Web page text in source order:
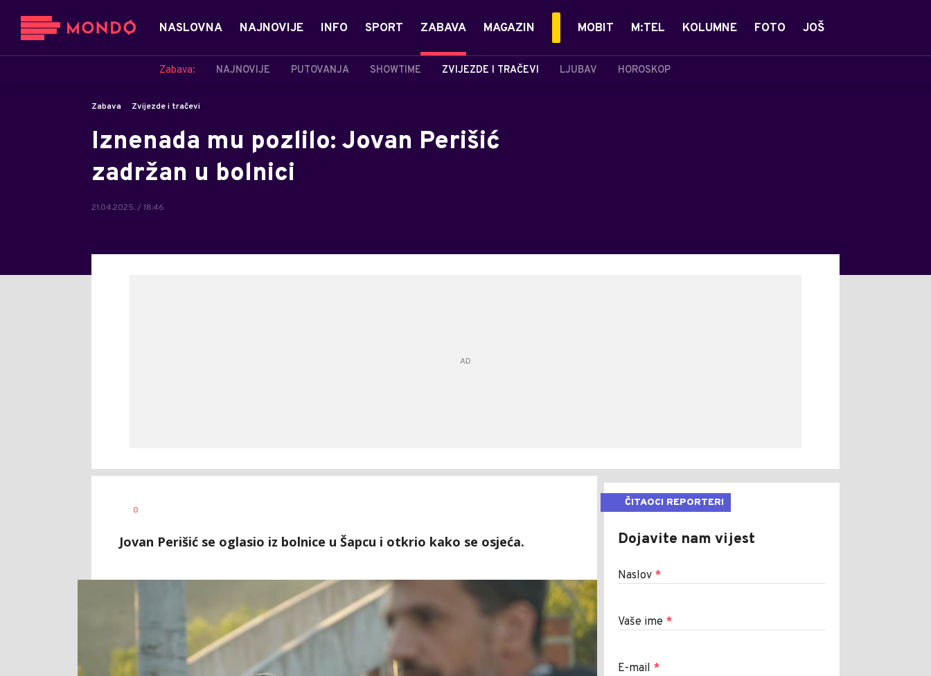
NASLOVNA NAJNOVIJE INFO SPORT ZABAVA
Zabava: NAJNOVIJE PUTOVANJA SHOWTIME ZVIJEZDE I TRAČEVI LJUBAV HOROSKOP
MAGAZIN MOBIT M:TEL KOLUMNE FOTO JOŠ
Zabava Zvijezde i tračevi
Iznenada mu pozlilo: Jovan Perišić
zadržan u bolnici
21.04.2025. / 18:46
0
Jovan Perišić se oglasio iz bolnice u Šapcu i otkrio kako se osjeća.
ČITAOCI REPORTERI
Dojavite nam vijest
Naslov *
Vaše ime *
E-mail *